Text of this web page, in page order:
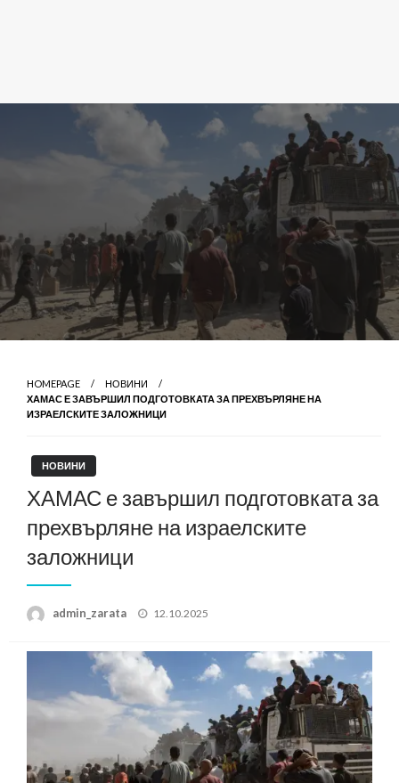
HOMEPAGE
НОВИНИ
ХАМАС Е ЗАВЪРШИЛ ПОДГОТОВКАТА ЗА ПРЕХВЪРЛЯНЕ НА
ИЗРАЕЛСКИТЕ ЗАЛОЖНИЦИ
НОВИНИ
ХАМАС е завършил подготовката за
прехвърляне на израелските
заложници
admin_zarata
Posted
12.10.2025